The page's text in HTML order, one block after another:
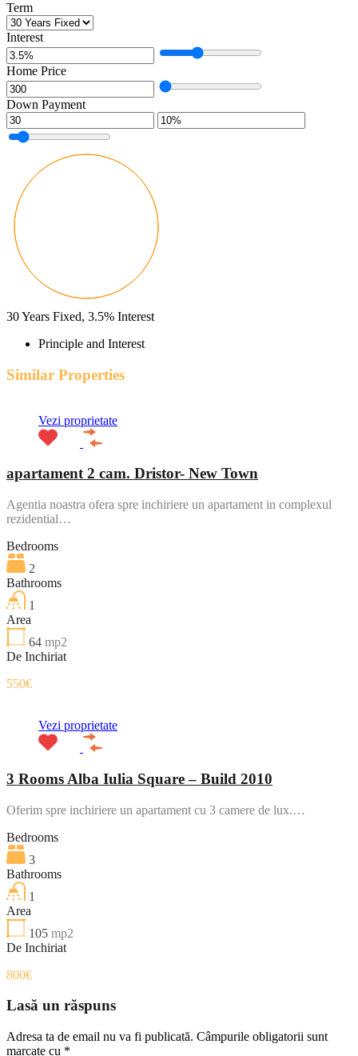
Term
Interest
Home Price
Down Payment
30Years Fixed, 3.5% Interest
Principle and Interest
Similar Properties
Vezi proprietate
apartament 2 cam. Dristor- New Town
Agentia noastra ofera spre inchiriere un apartament in complexul
rezidential…
Bedrooms
2
Bathrooms
1
Area
64 mp2
De Inchiriat
550€
Vezi proprietate
3 Rooms Alba Iulia Square – Build 2010
Oferim spre inchiriere un apartament cu 3 camere de lux.…
Bedrooms
3
Bathrooms
1
Area
105 mp2
De Inchiriat
800€
Lasă un răspuns
Adresa ta de email nu va fi publicată. Câmpurile obligatorii sunt
marcate cu *